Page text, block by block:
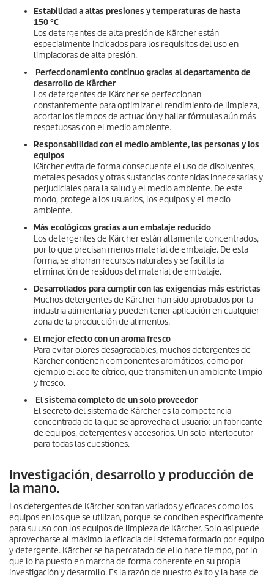
Estabilidad a altas presiones y temperaturas de hasta
150 °C
Los detergentes de alta presión de Kärcher están
especialmente indicados para los requisitos del uso en
limpiadoras de alta presión.
Perfeccionamiento continuo gracias al departamento de
desarrollo de Kärcher
Los detergentes de Kärcher se perfeccionan
constantemente para optimizar el rendimiento de limpieza,
acortar los tiempos de actuación y hallar fórmulas aún más
respetuosas con el medio ambiente.
Responsabilidad con el medio ambiente, las personas y los
equipos
Kärcher evita de forma consecuente el uso de disolventes,
metales pesados y otras sustancias contenidas innecesarias y
perjudiciales para la salud y el medio ambiente. De este
modo, protege a los usuarios, los equipos y el medio
ambiente.
Más ecológicos gracias a un embalaje reducido
Los detergentes de Kärcher están altamente concentrados,
por lo que precisan menos material de embalaje. De esta
forma, se ahorran recursos naturales y se facilita la
eliminación de residuos del material de embalaje.
Desarrollados para cumplir con las exigencias más estrictas
Muchos detergentes de Kärcher han sido aprobados por la
industria alimentaria y pueden tener aplicación en cualquier
zona de la producción de alimentos.
El mejor efecto con un aroma fresco
Para evitar olores desagradables, muchos detergentes de
Kärcher contienen componentes aromáticos, como por
ejemplo el aceite cítrico, que transmiten un ambiente limpio
y fresco.
El sistema completo de un solo proveedor
El secreto del sistema de Kärcher es la competencia
concentrada de la que se aprovecha el usuario: un fabricante
de equipos, detergentes y accesorios. Un solo interlocutor
para todas las cuestiones.
Investigación, desarrollo y producción de
la mano.
Los detergentes de Kärcher son tan variados y eficaces como los
equipos en los que se utilizan, porque se conciben específicamente
para su uso con los equipos de limpieza de Kärcher. Solo así puede
aprovecharse al máximo la eficacia del sistema formado por equipo
y detergente. Kärcher se ha percatado de ello hace tiempo, por lo
que lo ha puesto en marcha de forma coherente en su propia
investigación y desarrollo. Es la razón de nuestro éxito y la base de